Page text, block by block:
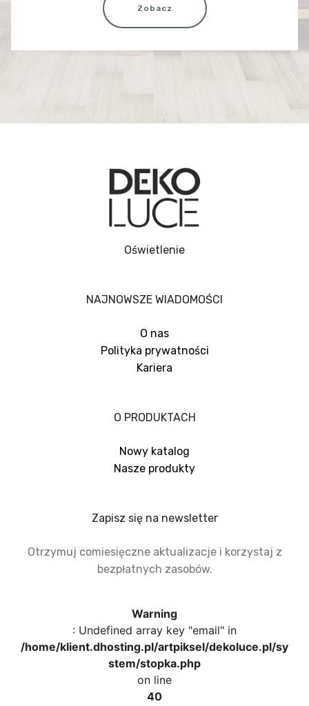
Zobacz
Oświetlenie
NAJNOWSZE WIADOMOŚCI
O nas
Polityka prywatności
Kariera
O PRODUKTACH
Nowy katalog
Nasze produkty
Zapisz się na newsletter
Otrzymuj comiesięczne aktualizacje i korzystaj z
bezpłatnych zasobów.
Warning
: Undefined array key "email" in
/home/klient.dhosting.pl/artpiksel/dekoluce.pl/sy
stem/stopka.php
on line
40